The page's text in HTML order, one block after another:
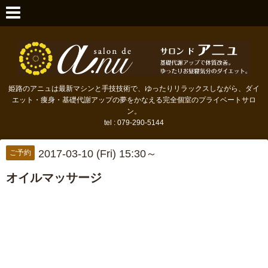
姫路のアニュは最新マシンと手技技術で、ゆったりリラックスしながら、ダイ
エット・痩身・基礎代謝アップの夢をかなえる完全個室のプライベートサロ
ン。
tel : 079-290-5144
ご予約 2017-03-10 (Fri) 15:30～
オイルマッサージ